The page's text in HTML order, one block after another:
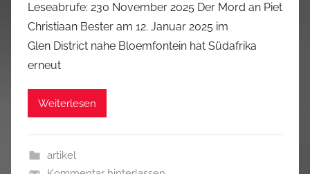
Leseabrufe: 230 November 2025 Der Mord an Piet
Christiaan Bester am 12. Januar 2025 im
Glen District nahe Bloemfontein hat Südafrika
erneut
Weiterlesen
artikel